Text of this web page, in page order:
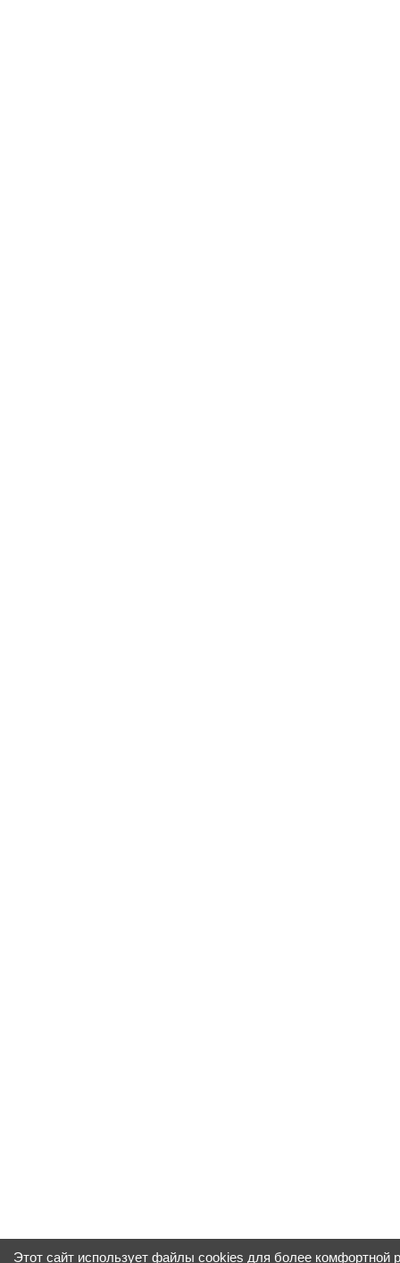
Этот сайт использует файлы cookies для более комфортной